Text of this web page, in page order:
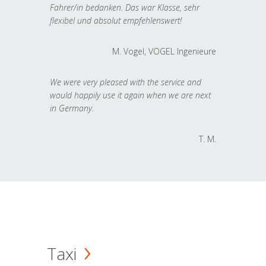
Fahrer/in bedanken. Das war Klasse, sehr
flexibel und absolut empfehlenswert!
M. Vogel, VOGEL Ingenieure
We were very pleased with the service and
would happily use it again when we are next
in Germany.
T. M.
Taxi